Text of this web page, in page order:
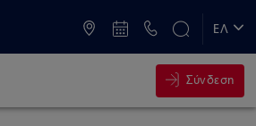
ΕΛ
Σύνδεση